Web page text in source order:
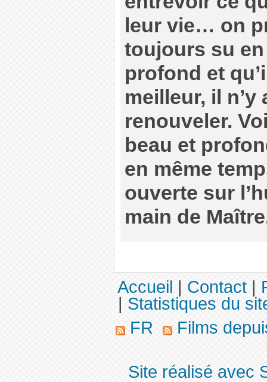
leur vie… on
toujours su
profond et
meilleur, il n’y
renouveler.
beau et
en même
ouverte sur
main de
Accueil|Contact|
|Statistiques du
FR
Films
Site réalisé avec